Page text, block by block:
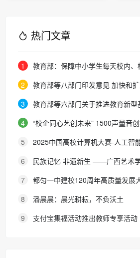
热门文章
1
教育部：保障中小学生每天校内
动时间
2
教育部等八部门印发意见 加快和
放
3
教育部等六部门关于推进教育新
质量教育支撑体系的指导意见
4
“校企同心艺创未来” 1500声量音
教融合新篇章
5
2025中国高校计算机大赛-人工智
6
民族记忆 非遗新生 ——广西艺术
毕业项目展演在相思小镇举行
7
都匀一中建校120周年高质量发展
8
潘晨晨：晨光耕耘，不负沃土
9
支付宝集福活动推出教师专享活动